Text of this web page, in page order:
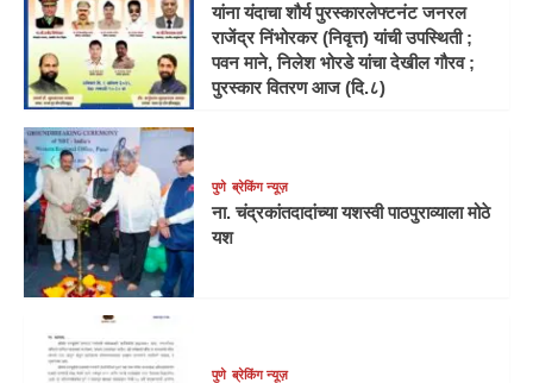
यांना यंदाचा शौर्य पुरस्कारलेफ्टनंट जनरल
राजेंद्र निंभोरकर (निवृत्त) यांची उपस्थिती ;
पवन माने, निलेश भोरडे यांचा देखील गौरव ;
पुरस्कार वितरण आज (दि.८)
पुणे ब्रेकिंग न्यूज़
ना. चंद्रकांतदादांच्या यशस्वी पाठपुराव्याला मोठे
यश
पुणे ब्रेकिंग न्यूज़